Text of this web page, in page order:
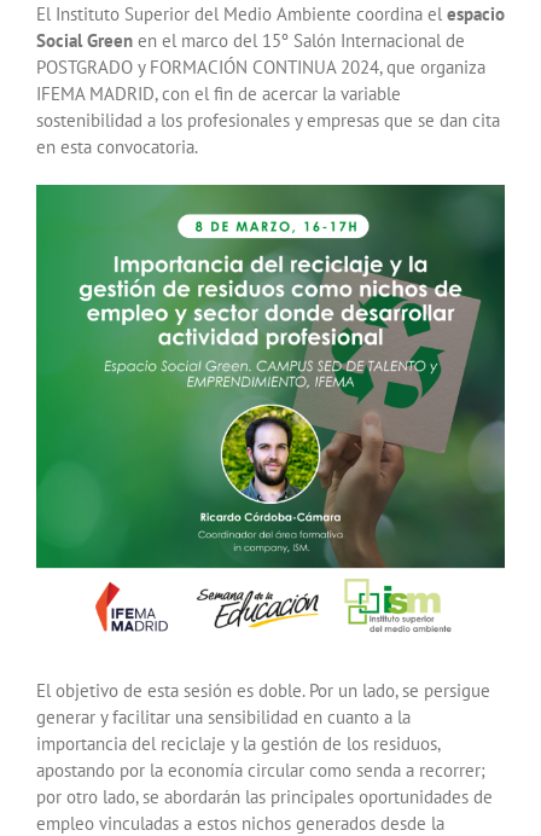
El Instituto Superior del Medio Ambiente coordina el espacio
Social Greenen el marco del 15º Salón Internacional de
POSTGRADO y FORMACIÓN CONTINUA 2024, que organiza
IFEMA MADRID, con el fin de acercar la variable
sostenibilidad a los profesionales y empresas que se dan cita
en esta convocatoria.
El objetivo de esta sesión es doble. Por un lado, se persigue
generar y facilitar una sensibilidad en cuanto a la
importancia del reciclaje y la gestión de los residuos,
apostando por la economía circular como senda a recorrer;
por otro lado, se abordarán las principales oportunidades de
empleo vinculadas a estos nichos generados desde la